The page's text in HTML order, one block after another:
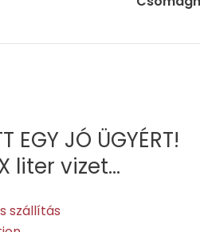
EGY JÓ ÜGYÉRT!​
liter vizet...
szállítás